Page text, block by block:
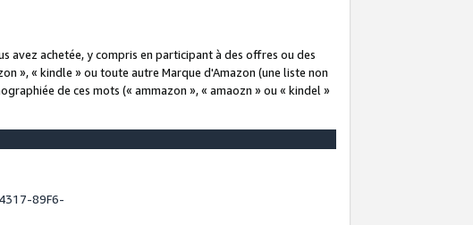
avez achetée, y compris en participant à des offres ou des
», « kindle » ou toute autre Marque d'Amazon (une liste non
de ces mots (« ammazon », « amaozn » ou « kindel »
89F6-